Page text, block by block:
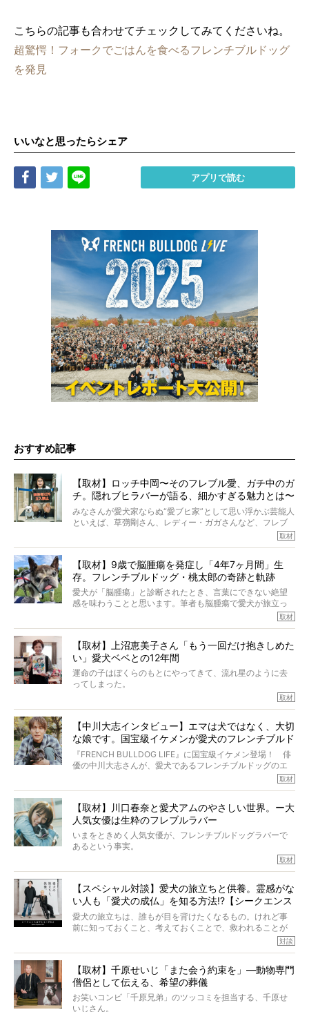
こちらの記事も合わせてチェックしてみてくださいね。
超驚愕！フォークでごはんを食べるフレンチブルドッグ
を発見
いいなと思ったらシェア
Share Tweet アプリで読む
おすすめ記事
【取材】ロッチ中岡〜そのフレブル愛、ガチ中のガ
チ。隠れブヒラバーが語る、細かすぎる魅力とは〜
【前編】
みなさんが愛犬家ならぬ“愛ブヒ家”として思い浮かぶ芸能人
といえば、草彅剛さん、レディー・ガガさんなど、フレブ
ルを飼っている方が多いと思います。が、ロッチ中岡さん
んのインスタグラムを覗くと、たくさんのフレブルアカウ
ントがフォローされていて、わが『FRENCH BULLDOG
LIFE』モデルのnicoやトーラスも、その中の一頭。
そんな中岡さんに、フレブルの魅力を語っていただきまし
た。そのブヒ愛っぷりは、思ってた以上！ ガチ中のガチ
取材
【取材】9歳で脳腫瘍を発症し「4年7ヶ月間」生
存。フレンチブルドッグ・桃太郎の奇跡と軌跡
愛犬が「脳腫瘍」と診断されたとき、言葉にできない絶望
感を味わうことと思います。筆者も脳腫瘍で愛犬が旅立っ
たひとり。だからこそ、どれほど厄介で困難な病気かを理
ところが、フレンチブルドッグの桃太郎は9歳で脳腫瘍を発
症し、なんと4年7ヶ月間も生き抜いたのです。旅立ったと
きの年齢は13歳と11ヶ月、レジェンド級のレジェンドでし
た。さらには、治療後3年間は一度も発作が起きなかったと
いいます。
この事実はフレンチブルドッグだけでなく、脳腫瘍と闘う
太郎のオーナーである佐藤さんご夫婦に、治療の選択やケ
アについて詳しくお話しをうかがいました。
取材
【取材】上沼恵美子さん「もう一回だけ抱きしめた
い」愛犬ベベとの12年間
運命の子はぼくらのもとにやってきて、流れ星のように去
ってしまった。
り添いたいと思う。
その悲しみをいますぐ解消することはできないが、話をき
いて、泣いたり笑ったりするのもいいだろう。
こんな子だった、こんなにいい子だった、ほんとうに愛し
ていたと。
ぼくらは上沼恵美子さんのご自宅へ伺って、お話をきこう
と思った。
取材
【中川大志インタビュー】エマは犬ではなく、大切
な娘です。国宝級イケメンが愛犬のフレンチブルド
ッグと一緒に登場
『FRENCH BULLDOG LIFE』に国宝級イケメン登場！ 俳
優の中川大志さんが、愛犬であるフレンチブルドッグのエ
マちゃん（2歳の女の子）にメロメロとの情報を聞きつけ、
カエピソードが次から次へと飛び出しました。
取材
【取材】川口春奈と愛犬アムのやさしい世界。ー大
人気女優は生粋のフレブルラバー
いまをときめく人気女優が、フレンチブルドッグラバーで
あるという事実。
とりを目の当たりにするほどに、そのフレンチブルドッグ
愛がわたしたちのそれとまったく同じであることに、なん
だかうれしくなってしまったのでした。
春奈さんとアムちゃんのすてきな暮らしを、BUHI編集長の
小西がいつくしみながら、切り取らせていただきます。
取材
【スペシャル対談】愛犬の旅立ちと供養。霊感がな
い人も「愛犬の成仏」を知る方法!?【シークエンス
はやとも×PELI】
愛犬の旅立ちは、誰もが目を背けたくなるもの。けれど事
前に知っておくこと、考えておくことで、救われることが
力をもつお笑い芸人「シークエンスはやとも」さんに、愛
犬の旅立ちや供養についてインタビュー。
インタビュアー兼対談相手は、大の犬好きで心霊分野の知
識にも長けているPELIさん。
対談
【取材】千原せいじ「また会う約束を」―動物専門
僧侶として伝える、希望の葬儀
お笑いコンビ「千原兄弟」のツッコミを担当する、千原せ
いじさん。